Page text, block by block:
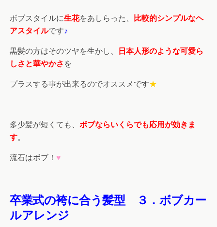
ボブスタイルに生花をあしらった、
比較的シンプルなヘ
アスタイルです♪
黒髪の方はそのツヤを生かし、
日本人形のような可愛ら
しさと華やかさ を
プラスする事が出来るのでオススメです★
多少髪が短くても、 ボブならいくらでも応用が効きま
す。
流石はボブ！ ♥
卒業式の袴に合う髪型 ３．ボブカー
ルアレンジ